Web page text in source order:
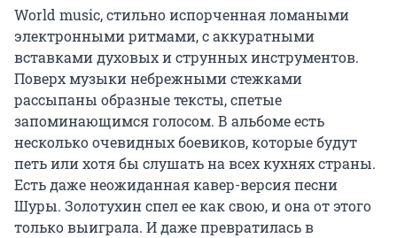
World music, стильно испорченная ломаными
электронными ритмами, с аккуратными
вставками духовых и струнных инструментов.
Поверх музыки небрежными стежками
рассыпаны образные тексты, спетые
запоминающимся голосом. В альбоме есть
несколько очевидных боевиков, которые будут
петь или хотя бы слушать на всех кухнях страны.
Есть даже неожиданная кавер-версия песни
Шуры. Золотухин спел ее как свою, и она от этого
только выиграла. И даже превратилась в